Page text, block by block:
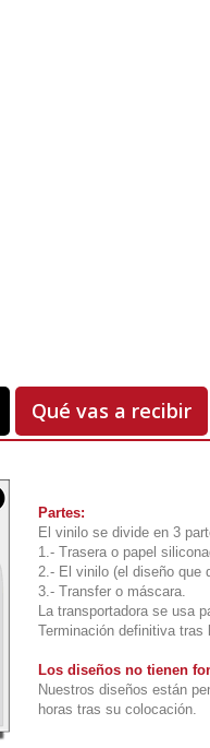
Qué vas a recibir
Partes:
El vinilo se divide en 3
1.- Trasera o papel
2.- El vinilo (el diseño que
3.- Transfer o máscara.
La transportadora se usa
Terminación definitiva tras
Los diseños no tienen
Nuestros diseños están
horas tras su colocación.